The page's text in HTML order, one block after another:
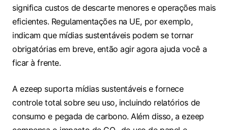
significa custos de descarte menores e operações mais
eficientes. Regulamentações na UE, por exemplo,
indicam que mídias sustentáveis podem se tornar
obrigatórias em breve, então agir agora ajuda você a
ficar à frente.
A ezeep suporta mídias sustentáveis e fornece
controle total sobre seu uso, incluindo relatórios de
consumo e pegada de carbono. Além disso, a ezeep